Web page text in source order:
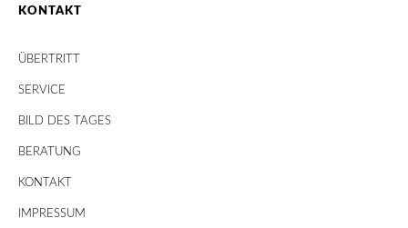
KONTAKT
ÜBERTRITT
SERVICE
BILD DES TAGES
BERATUNG
KONTAKT
IMPRESSUM